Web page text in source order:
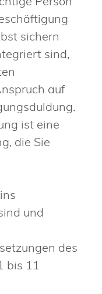
sichern
sind,
auf
ist eine
die Sie
und
des
bis 11